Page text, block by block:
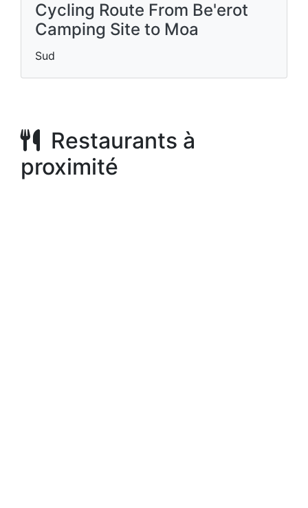
Cycling Route From Be'erot
Camping Site to Moa
Sud
Restaurants à
proximité